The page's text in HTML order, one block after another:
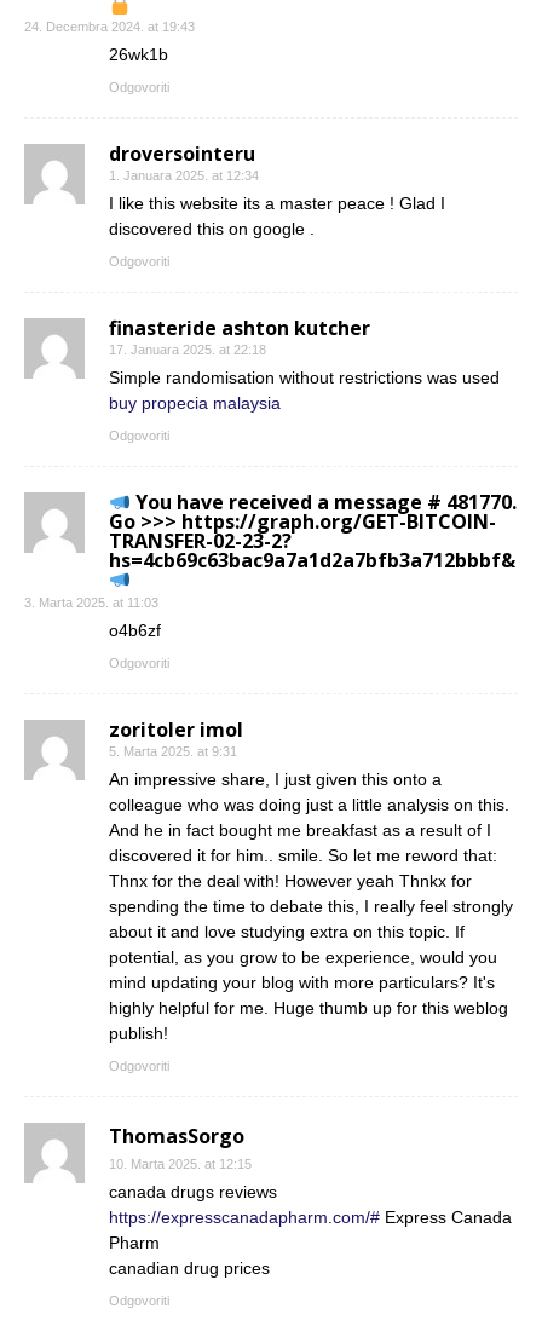
24. Decembra 2024. at 19:43
26wk1b
Odgovoriti
droversointeru
1. Januara 2025. at 12:34
I like this website its a master peace ! Glad I
discovered this on google .
Odgovoriti
finasteride ashton kutcher
17. Januara 2025. at 22:18
Simple randomisation without restrictions was used
buy propecia malaysia
Odgovoriti
You have received a message # 481770.
Go >>> https://graph.org/GET-BITCOIN-
TRANSFER-02-23-2?
hs=4cb69c63bac9a7a1d2a7bfb3a712bbbf&
3. Marta 2025. at 11:03
o4b6zf
Odgovoriti
zoritoler imol
5. Marta 2025. at 9:31
An impressive share, I just given this onto a
colleague who was doing just a little analysis on this.
And he in fact bought me breakfast as a result of I
discovered it for him.. smile. So let me reword that:
Thnx for the deal with! However yeah Thnkx for
spending the time to debate this, I really feel strongly
about it and love studying extra on this topic. If
potential, as you grow to be experience, would you
mind updating your blog with more particulars? It's
highly helpful for me. Huge thumb up for this weblog
publish!
Odgovoriti
ThomasSorgo
10. Marta 2025. at 12:15
canada drugs reviews
https://expresscanadapharm.com/# Express Canada
Pharm
canadian drug prices
Odgovoriti